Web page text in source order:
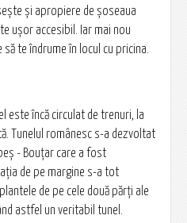
şi apropiere de şoseaua
uşor accesibil. Iar mai nou
te îndrume în locul cu pricina.
este încă circulat de trenuri, la
Tunelul românesc s-a dezvoltat
- Bouțar care a fost
de pe margine s-a tot
de pe cele două părţi ale
astfel un veritabil tunel.